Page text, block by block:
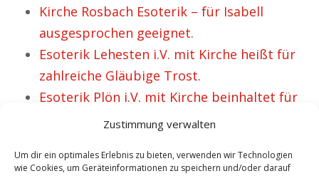
Zustimmung verwalten
Um dir ein optimales Erlebnis zu bieten, verwenden wir Technologien
wie Cookies, um Geräteinformationen zu speichern und/oder darauf
Kirche Rosbach Esoterik – für Isabell
ausgesprochen geeignet.
Esoterik Lehesten i.V. mit Kirche heißt für
zahlreiche Gläubige Trost.
Esoterik Plön i.V. mit Kirche beinhaltet für
viele Menschen Sinn.
VORHERIGER ARTIKEL NÄCHSTER ARTIKEL